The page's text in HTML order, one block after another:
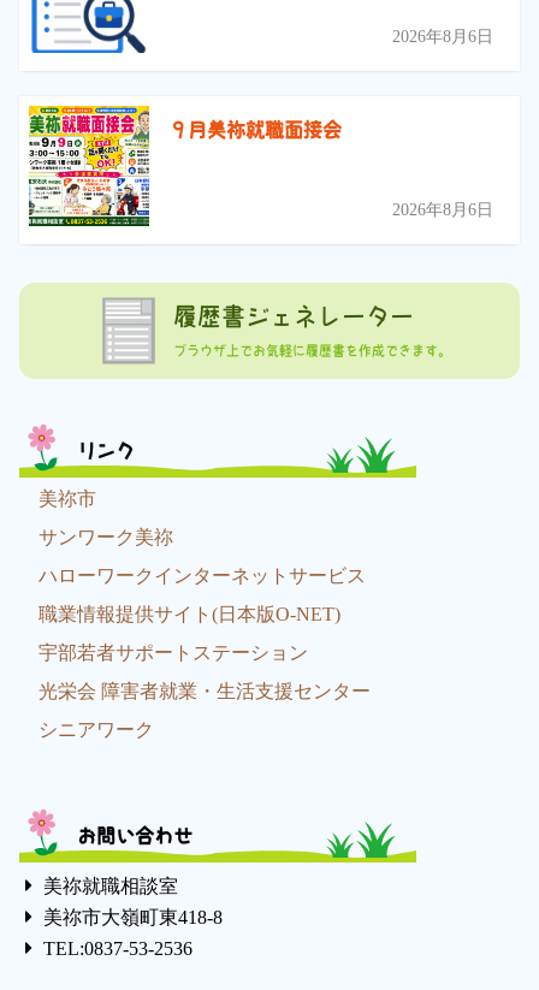
2026年8月6日
９月美祢就職面接会
2026年8月6日
履歴書ジェネレーター
ブラウザ上でお気軽に履歴書を作成できます。
リンク
美祢市
サンワーク美祢
ハローワークインターネットサービス
職業情報提供サイト(日本版O-NET)
宇部若者サポートステーション
光栄会 障害者就業・生活支援センター
シニアワーク
お問い合わせ
美祢就職相談室
美祢市大嶺町東418-8
TEL:0837-53-2536